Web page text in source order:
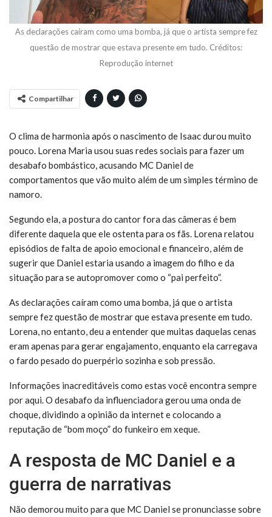
As declarações caíram como uma bomba, já que o artista sempre fez
questão de mostrar que estava presente em tudo. Créditos:
Reprodução internet
Compartilhar
O clima de harmonia após o nascimento de Isaac durou muito
pouco. Lorena Maria usou suas redes sociais para fazer um
desabafo bombástico, acusando MC Daniel de
comportamentos que vão muito além de um simples término de
namoro.
Segundo ela, a postura do cantor fora das câmeras é bem
diferente daquela que ele ostenta para os fãs. Lorena relatou
episódios de falta de apoio emocional e financeiro, além de
sugerir que Daniel estaria usando a imagem do filho e da
situação para se autopromover como o “pai perfeito”.
As declarações caíram como uma bomba, já que o artista
sempre fez questão de mostrar que estava presente em tudo.
Lorena, no entanto, deu a entender que muitas daquelas cenas
eram apenas para gerar engajamento, enquanto ela carregava
o fardo pesado do puerpério sozinha e sob pressão.
Informações inacreditáveis como estas você encontra sempre
por aqui. O desabafo da influenciadora gerou uma onda de
choque, dividindo a opinião da internet e colocando a
reputação de “bom moço” do funkeiro em xeque.
A resposta de MC Daniel e a
guerra de narrativas
Não demorou muito para que MC Daniel se pronunciasse sobre